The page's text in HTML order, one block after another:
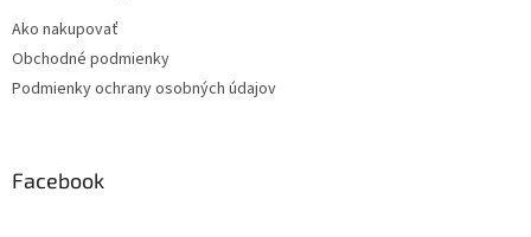
Ako nakupovať
Obchodné podmienky
Podmienky ochrany osobných údajov
Facebook